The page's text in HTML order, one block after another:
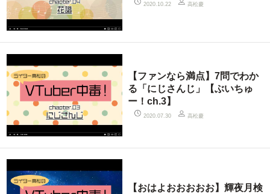
2020.10.22 高松慶
【ファンなら満点】7問でわか
る「にじさんじ」【ぶいちゅ
ー！ch.3】
2020.07.30 高松慶
【おはよおおおおお】輝夜月検